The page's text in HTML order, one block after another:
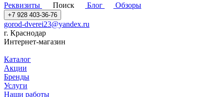
Реквизиты
Поиск Блог Обзоры
+7 928 403-36-76
gorod-dverei23@yandex.ru
г. Краснодар
Интернет-магазин
Каталог
Акции
Бренды
Услуги
Наши работы